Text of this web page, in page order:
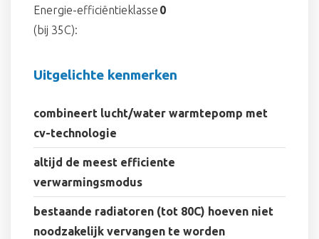
Energie-efficiëntieklasse
(bij 35C):
0
Uitgelichte kenmerken
combineert lucht/water warmtepomp met
cv-technologie
altijd de meest efficiente
verwarmingsmodus
bestaande radiatoren (tot 80C) hoeven niet
noodzakelijk vervangen te worden